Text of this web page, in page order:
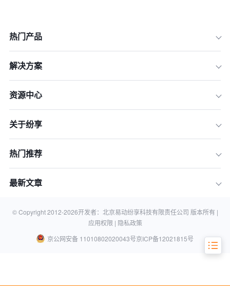
四、风险与机遇的区别
热门产品
解决方案
资源中心
关于纷享
热门推荐
最新文章
© Copyright 2012-2026开发者：北京易动纷享科技有限责任公司 版本所有 |
应用权限 | 隐私政策
京公网安备 11010802020043号京ICP备12021815号